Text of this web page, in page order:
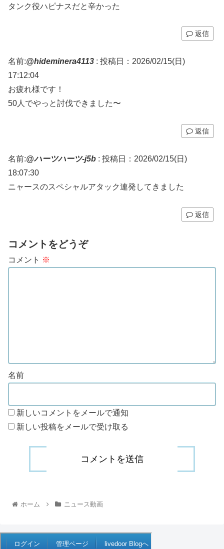
タンク役ハピナスだと辛かった
返信
名前:@hideminera4113 : 投稿日：2026/02/15(日)
17:12:04
お疲れ様です！
50人でやっと討伐できました〜
返信
名前:@ハーツハーツ-j5b : 投稿日：2026/02/15(日)
18:07:30
ニャースのスペシャルアタック連発してきました
返信
コメントをどうぞ
コメント ※
名前
新しいコメントをメールで通知
新しい投稿をメールで受け取る
ホーム ニュース動画